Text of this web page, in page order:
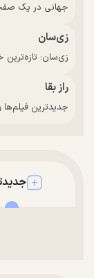
جهانی در یک
زی‌سان
زی‌سان: تازه‌ترین
راز بقا
جدیدترین